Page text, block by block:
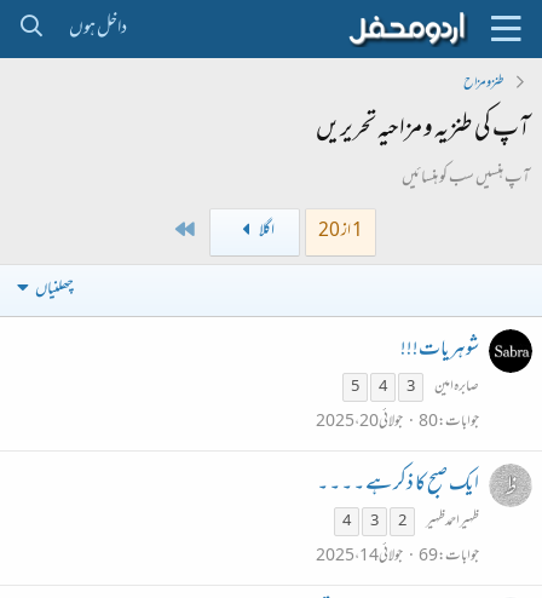
داخل ہوں
طنز و مزاح
آپ کی طنزیہ و مزاحیہ تحریریں
آپ ہنسیں سب کو ہنسائیں
1 از 20
اگلا
چھلنیاں
شوہریات!!!
صابرہ امین 3
4
5
جوابات 80 جولائی 20، 2025
ایک صبح کا ذکر ہے ۔ ۔ ۔ ۔
ظہیراحمدظہیر 2
3
4
جوابات 69 جولائی 14، 2025